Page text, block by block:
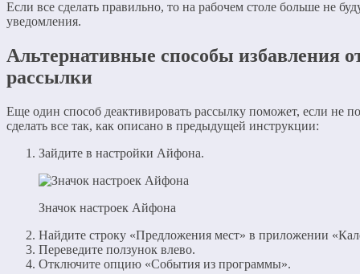
Если все сделать правильно, то на рабочем столе больше не
уведомления.
Альтернативные способы избавления
рассылки
Еще один способ деактивировать рассылку поможет, если не
сделать все так, как описано в предыдущей инструкции:
Зайдите в настройки Айфона.
Значок настроек Айфона
Найдите строку «Предложения мест» в приложении
Переведите ползунок влево.
Отключите опцию «События из программы».